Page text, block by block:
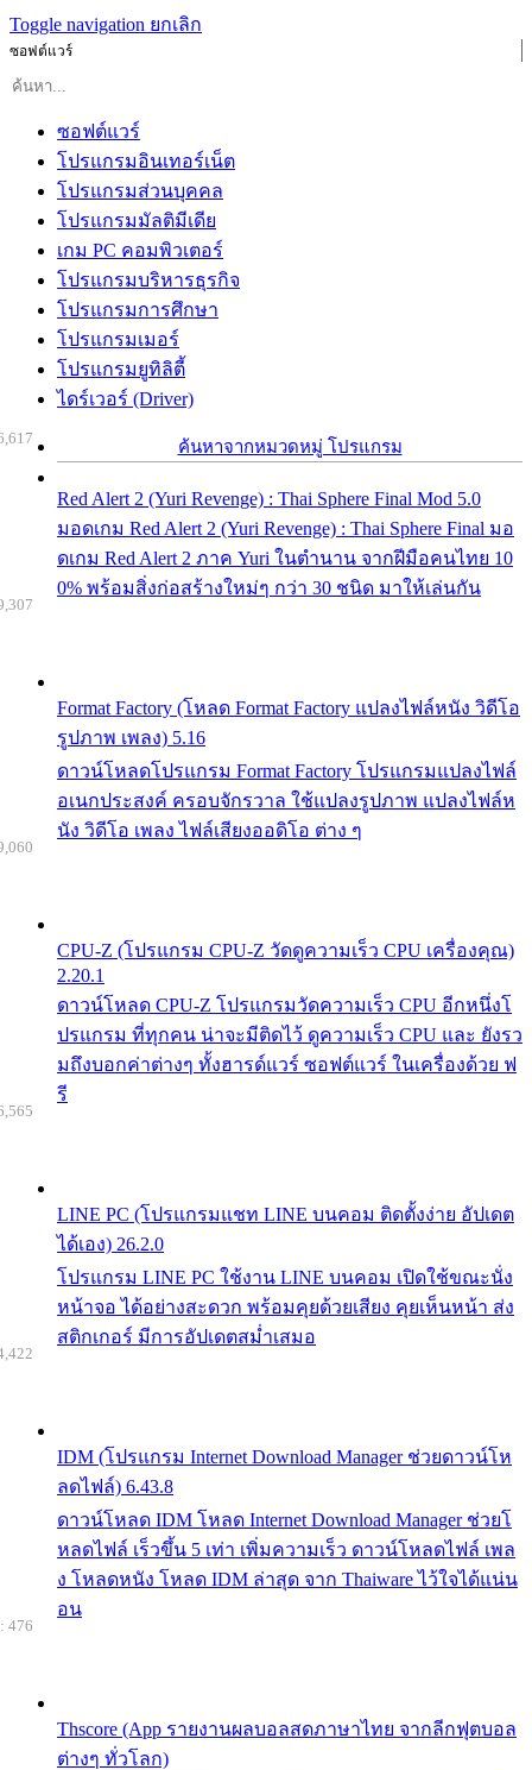
Toggle navigation ยกเลิก
ซอฟต์แวร์
ซอฟต์แวร์
โปรแกรมอินเทอร์เน็ต
โปรแกรมส่วนบุคคล
โปรแกรมมัลติมีเดีย
เกม PC คอมพิวเตอร์
โปรแกรมบริหารธุรกิจ
โปรแกรมการศึกษา
โปรแกรมเมอร์
โปรแกรมยูทิลิตี้
ไดร์เวอร์ (Driver)
ค้นหาจากหมวดหมู่ โปรแกรม
Red Alert 2 (Yuri Revenge) : Thai Sphere Final Mod 5.0
มอดเกม Red Alert 2 (Yuri Revenge) : Thai Sphere Final มอ
ดเกม Red Alert 2 ภาค Yuri ในตำนาน จากฝีมือคนไทย 10
0% พร้อมสิ่งก่อสร้างใหม่ๆ กว่า 30 ชนิด มาให้เล่นกัน
Format Factory (โหลด Format Factory แปลงไฟล์หนัง วิดีโอ
รูปภาพ เพลง) 5.16
ดาวน์โหลดโปรแกรม Format Factory โปรแกรมแปลงไฟล์
อเนกประสงค์ ครอบจักรวาล ใช้แปลงรูปภาพ แปลงไฟล์ห
นัง วิดีโอ เพลง ไฟล์เสียงออดิโอ ต่าง ๆ
CPU-Z (โปรแกรม CPU-Z วัดดูความเร็ว CPU เครื่องคุณ)
2.20.1
ดาวน์โหลด CPU-Z โปรแกรมวัดความเร็ว CPU อีกหนึ่งโ
ปรแกรม ที่ทุกคน น่าจะมีติดไว้ ดูความเร็ว CPU และ ยังรว
มถึงบอกค่าต่างๆ ทั้งฮารด์แวร์ ซอฟต์แวร์ ในเครื่องด้วย ฟ
รี
LINE PC (โปรแกรมแชท LINE บนคอม ติดตั้งง่าย อัปเดต
ได้เอง) 26.2.0
โปรแกรม LINE PC ใช้งาน LINE บนคอม เปิดใช้ขณะนั่ง
หน้าจอ ได้อย่างสะดวก พร้อมคุยด้วยเสียง คุยเห็นหน้า ส่ง
สติกเกอร์ มีการอัปเดตสม่ำเสมอ
IDM (โปรแกรม Internet Download Manager ช่วยดาวน์โห
ลดไฟล์) 6.43.8
ดาวน์โหลด IDM โหลด Internet Download Manager ช่วยโ
หลดไฟล์ เร็วขึ้น 5 เท่า เพิ่มความเร็ว ดาวน์โหลดไฟล์ เพล
ง โหลดหนัง โหลด IDM ล่าสุด จาก Thaiware ไว้ใจได้แน่น
อน
Thscore (App รายงานผลบอลสดภาษาไทย จากลีกฟุตบอล
ต่างๆ ทั่วโลก)
476